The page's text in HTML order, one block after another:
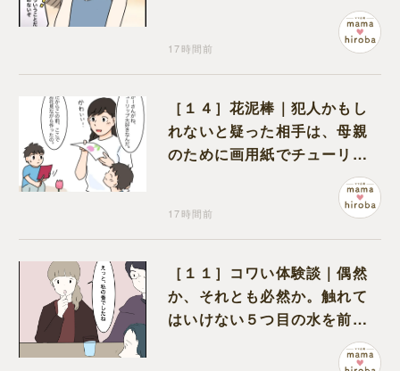
17時間前
［１４］花泥棒｜犯人かもし
れないと疑った相手は、母親
のために画用紙でチューリッ
プを作っていただけだった
17時間前
［１１］コワい体験談｜偶然
か、それとも必然か。触れて
はいけない５つ目の水を前に